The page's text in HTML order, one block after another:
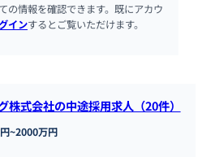
の情報を確認できます。既にアカウ
インするとご覧いただけます。
株式会社の中途採用求人（20件）
~2000万円